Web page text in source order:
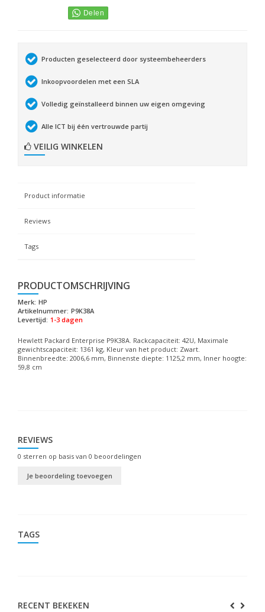
Producten geselecteerd door systeembeheerders
Inkoopvoordelen met een SLA
Volledig geïnstalleerd binnen uw eigen omgeving
Alle ICT bij één vertrouwde partij
VEILIG WINKELEN
Product informatie
Reviews
Tags
PRODUCTOMSCHRIJVING
Merk: HP
Artikelnummer: P9K38A
Levertijd: 1-3 dagen
Hewlett Packard Enterprise P9K38A. Rackcapaciteit: 42U, Maximale
gewichtscapaciteit: 1361 kg, Kleur van het product: Zwart.
Binnenbreedte: 2006,6 mm, Binnenste diepte: 1125,2 mm, Inner hoogte:
59,8 cm
REVIEWS
0 sterren op basis van 0 beoordelingen
Je beoordeling toevoegen
TAGS
RECENT BEKEKEN